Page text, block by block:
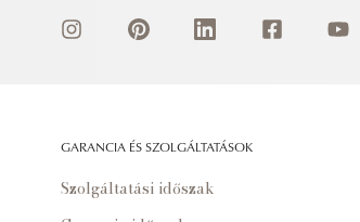
GARANCIA ÉS SZOLGÁLTATÁSOK
Szolgáltatási időszak